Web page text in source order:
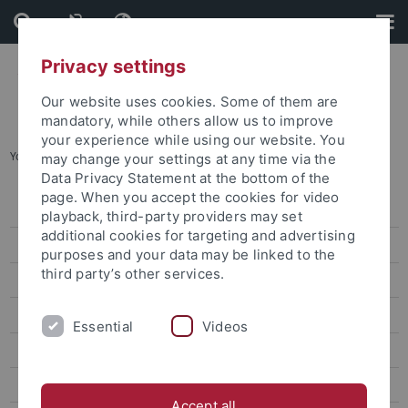
Skip
to
content
Skip
to
footer
You are here: Startseite ... Archiv
Pressemitteilungen
Archiv
attempto online
Newsletter Uni Tübingen aktuell
Publikationen
Privacy settings
Our website uses cookies. Some of them are
mandatory, while others allow us to improve
your experience while using our website. You
may change your settings at any time via the
Data Privacy Statement at the bottom of the
page. When you accept the cookies for video
playback, third-party providers may set
additional cookies for targeting and advertising
purposes and your data may be linked to the
third party’s other services.
Essential Videos